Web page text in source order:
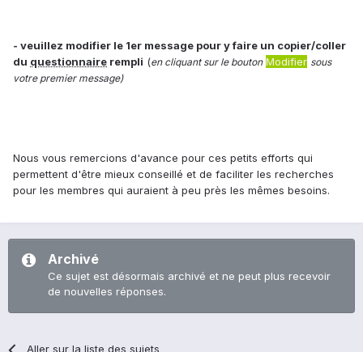
- veuillez modifier le 1er message pour y faire un copier/coller
du questionnaire rempli (en cliquant sur le bouton Modifier sous
votre premier message)
Nous vous remercions d'avance pour ces petits efforts qui
permettent d'être mieux conseillé et de faciliter les recherches
pour les membres qui auraient à peu près les mêmes besoins.
Archivé
Ce sujet est désormais archivé et ne peut plus recevoir
de nouvelles réponses.
Aller sur la liste des sujets